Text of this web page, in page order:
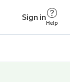
Sign in
Help